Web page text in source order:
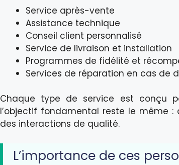
Service après-vente
Assistance technique
Conseil client personnalisé
Service de livraison et installation
Programmes de fidélité et
Services de réparation en cas de
Chaque type de service est conçu
l’objectif fondamental reste le même :
des interactions de qualité.
L’importance de ces